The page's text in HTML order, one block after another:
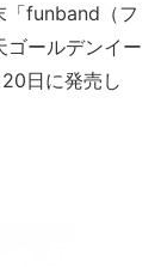
「funband（フ
ゴールデンイー
日に発売し